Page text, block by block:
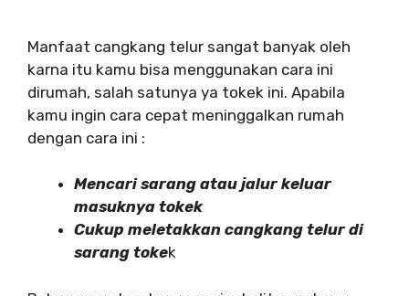
Manfaat cangkang telur sangat banyak oleh
karna itu kamu bisa menggunakan cara ini
dirumah, salah satunya ya tokek ini. Apabila
kamu ingin cara cepat meninggalkan rumah
dengan cara ini :
Mencari sarang atau jalur keluar
masuknya tokek
Cukup meletakkan cangkang telur di
sarang tokek